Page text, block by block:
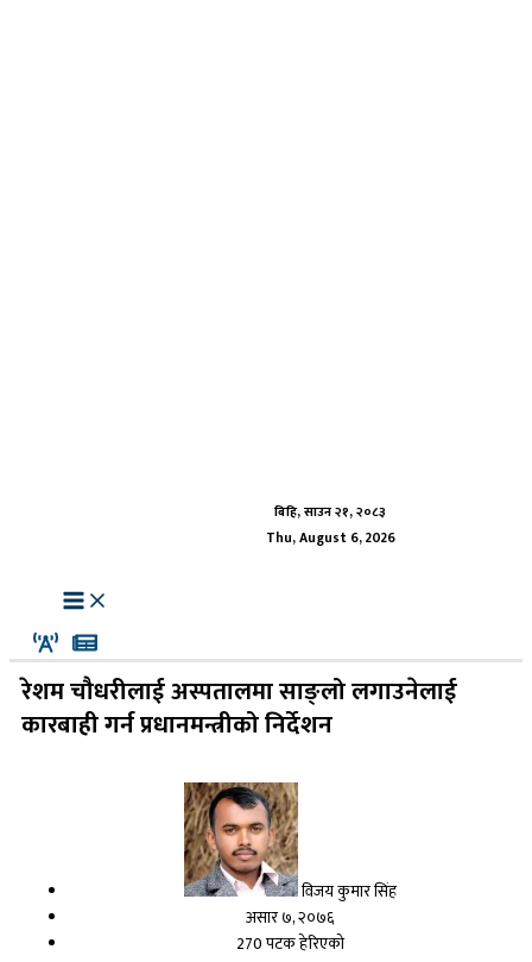
बिहि, साउन २१, २०८३
Thu, August 6, 2026
रेशम चौधरीलाई अस्पतालमा साङ्लो लगाउनेलाई
कारबाही गर्न प्रधानमन्त्रीको निर्देशन
विजय कुमार सिंह
असार ७, २०७६
270 पटक हेरिएको